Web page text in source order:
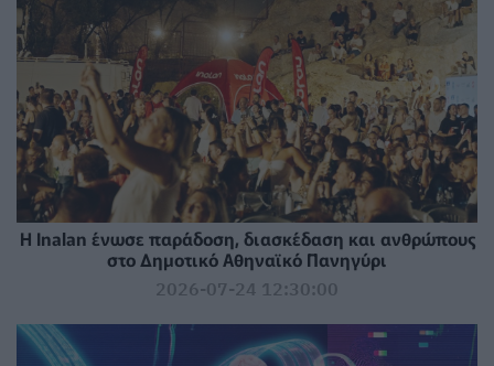
Η Inalan ένωσε παράδοση, διασκέδαση και ανθρώπους
στο Δημοτικό Αθηναϊκό Πανηγύρι
2026-07-24 12:30:00